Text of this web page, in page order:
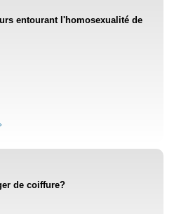
entourant l'homosexualité de
de coiffure?